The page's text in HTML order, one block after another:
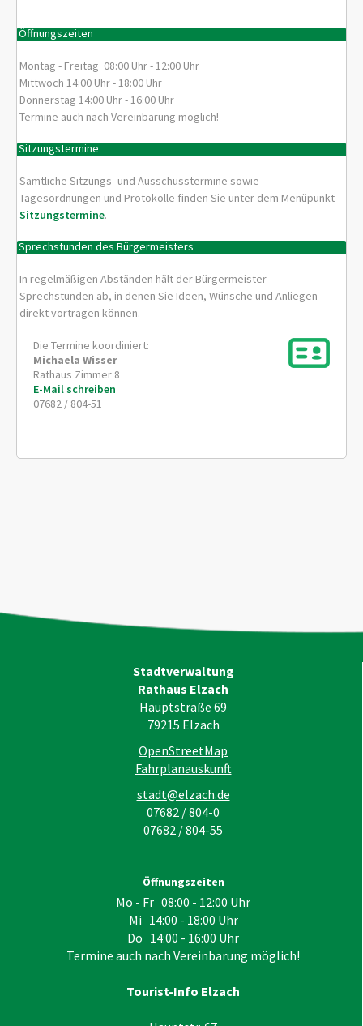
Öffnungszeiten
Montag - Freitag 08:00 Uhr - 12:00 Uhr
Mittwoch 14:00 Uhr - 18:00 Uhr
Donnerstag 14:00 Uhr - 16:00 Uhr
Termine auch nach Vereinbarung möglich!
Sitzungstermine
Sämtliche Sitzungs- und Ausschusstermine sowie
Tagesordnungen und Protokolle finden Sie unter dem Menüpunkt
Sitzungstermine.
Sprechstunden des Bürgermeisters
In regelmäßigen Abständen hält der Bürgermeister
Sprechstunden ab, in denen Sie Ideen, Wünsche und Anliegen
direkt vortragen können.
Die Termine koordiniert:
Michaela Wisser
Rathaus Zimmer 8
E-Mail schreiben
07682 / 804-51
Stadtverwaltung
Rathaus Elzach
Hauptstraße 69
79215 Elzach
OpenStreetMap
Fahrplanauskunft
stadt@elzach.de
07682 / 804-0
07682 / 804-55
Öffnungszeiten
Mo - Fr 08:00 - 12:00 Uhr
Mi 14:00 - 18:00 Uhr
Do 14:00 - 16:00 Uhr
Termine auch nach Vereinbarung möglich!
Tourist-Info Elzach